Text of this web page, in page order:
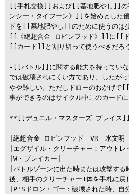
[[手札交換]]および[[墓地肥やし]]の
ンシー・タイフーン》]]を始めとした
ドを[[墓地肥やし]]のために使うのは少
[[《絶超合金 ロビンフッド》]]に[[
[[カード]]と割り切って使うべきだろう
-[[バトル]]に関する能力を持ってい
では破壊されにくい方であり、した
やや難しい。ただしドローのおかげ
事ができるのはサイクル中このカードに
**[[デュエル・マスターズ プレイ
|絶超合金 ロビンフッド　VR　水文明
|エグザイル・クリーチャー：アウトレ
|W・ブレイカー|
|バトルゾーンに出た時または攻撃す
後、相手のクリーチャー1体を手札に戻
|P'Sドロン・ゴー：破壊された時、自